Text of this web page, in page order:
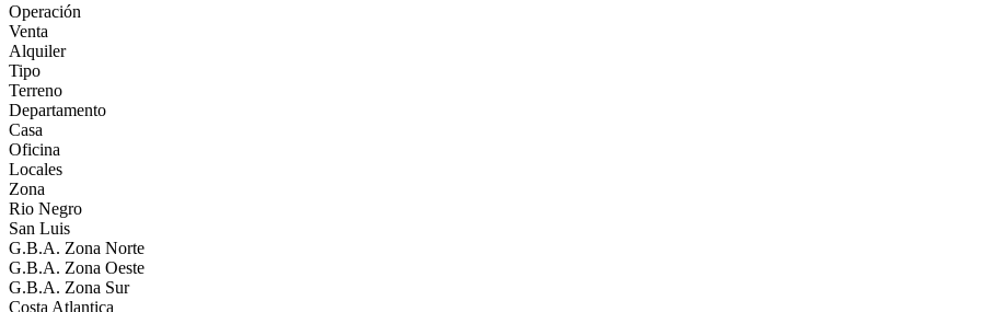
Operación
Venta
Alquiler
Tipo
Terreno
Departamento
Casa
Oficina
Locales
Zona
Rio Negro
San Luis
G.B.A. Zona Norte
G.B.A. Zona Oeste
G.B.A. Zona Sur
Costa Atlantica